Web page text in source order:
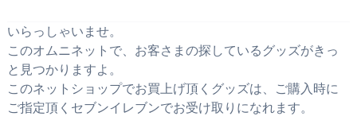
いらっしゃいませ。
このオムニネットで、お客さまの探しているグッズがきっ
と見つかりますよ。
このネットショップでお買上げ頂くグッズは、ご購入時に
ご指定頂くセブンイレブンでお受け取りになれます。